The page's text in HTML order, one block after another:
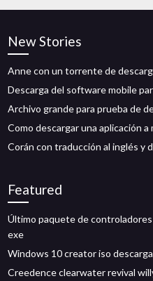
New Stories
Anne con un torrente de
Descarga del software mobile
Archivo grande para prueba de
Como descargar una aplicación a
Corán con traducción al inglés y
Featured
Último paquete de
exe
Windows 10 creator iso
Creedence clearwater revival